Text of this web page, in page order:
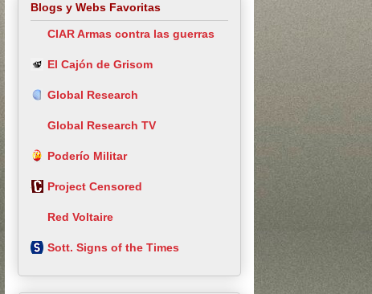
Blogs y Webs Favoritas
CIAR Armas contra las guerras
El Cajón de Grisom
Global Research
Global Research TV
Poderío Militar
Project Censored
Red Voltaire
Sott. Signs of the Times